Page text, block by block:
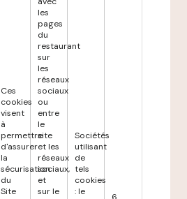
Ces
cookies
visent
à
permettre
d'assurer
la
sécurisation
du
Site
les
pages
du
restaurant
sur
les
réseaux
sociaux
ou
entre
le
site
et les
réseaux
sociaux,
et
sur le
Sociétés
utilisant
de
tels
cookies
: le